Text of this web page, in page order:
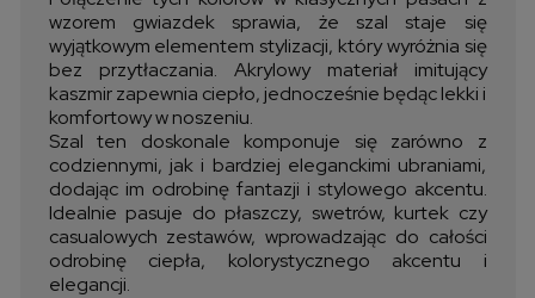
wzorem gwiazdek sprawia, że szal staje się
wyjątkowym elementem stylizacji, który wyróżnia się
bez przytłaczania. Akrylowy materiał imitujący
kaszmir zapewnia ciepło, jednocześnie będąc lekki i
komfortowy w noszeniu.
Szal ten doskonale komponuje się zarówno z
codziennymi, jak i bardziej eleganckimi ubraniami,
dodając im odrobinę fantazji i stylowego akcentu.
Idealnie pasuje do płaszczy, swetrów, kurtek czy
casualowych zestawów, wprowadzając do całości
odrobinę ciepła, kolorystycznego akcentu i
elegancji.